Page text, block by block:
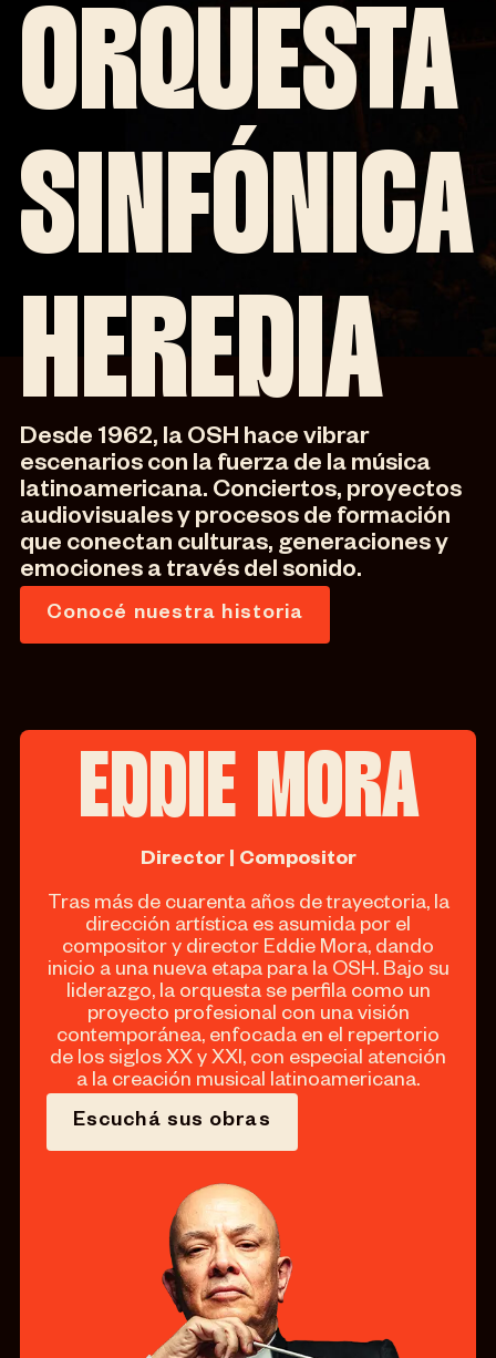
ORQUESTA
SINFÓNICA
HEREDIA
Desde 1962, la OSH hace vibrar
escenarios con la fuerza de la música
latinoamericana. Conciertos, proyectos
audiovisuales y procesos de formación
que conectan culturas, generaciones y
emociones a través del sonido.
Conocé nuestra historia
EDDIE MORA
Director | Compositor
Tras más de cuarenta años de trayectoria, la
dirección artística es asumida por el
compositor y director Eddie Mora, dando
inicio a una nueva etapa para la OSH. Bajo su
liderazgo, la orquesta se perfila como un
proyecto profesional con una visión
contemporánea, enfocada en el repertorio
de los siglos XX y XXI, con especial atención
a la creación musical latinoamericana.
Escuchá sus obras